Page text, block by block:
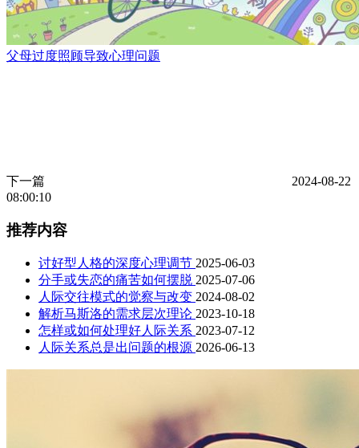
父母过度照顾导致心理问题
下一篇
2024-08-22
08:00:10
推荐内容
讨好型人格的深度心理调节 2025-06-03
分手或失恋的痛苦如何摆脱 2025-07-06
人际交往模式的觉察与改变 2024-08-02
解析马斯洛的需求层次理论 2023-10-18
怎样或如何处理好人际关系 2023-07-12
人际关系总是出问题的根源 2026-06-13